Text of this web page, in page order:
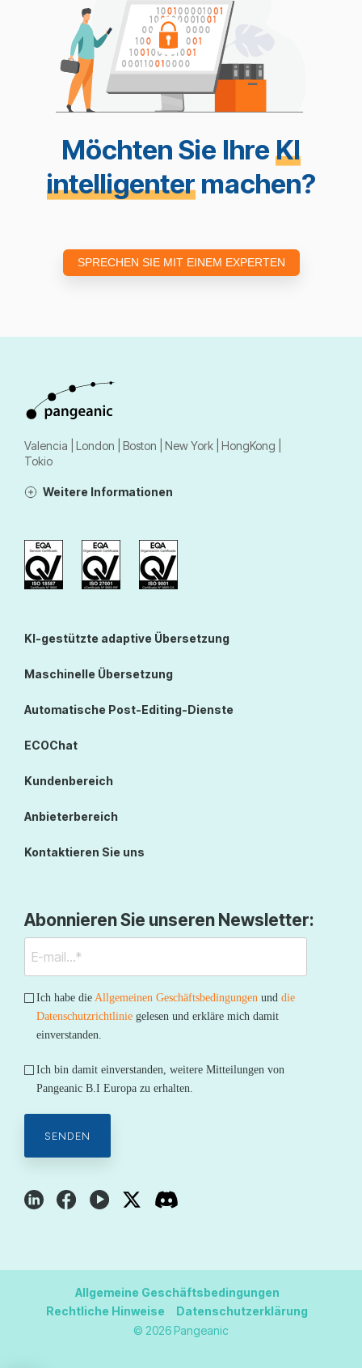
Möchten Sie Ihre KI
intelligentermachen?
SPRECHEN SIE MIT EINEM EXPERTEN
Valencia | London | Boston | New York | HongKong |
Tokio
Weitere Informationen
KI-gestützte adaptive Übersetzung
Maschinelle Übersetzung
Automatische Post-Editing-Dienste
ECOChat
Kundenbereich
Anbieterbereich
Kontaktieren Sie uns
Abonnieren Sie unseren Newsletter:
Ich habe die Allgemeinen Geschäftsbedingungen und die
Datenschutzrichtlinie gelesen und erkläre mich damit
einverstanden.
Ich bin damit einverstanden, weitere Mitteilungen von
Pangeanic B.I Europa zu erhalten.
© 2026 Pangeanic
Allgemeine Geschäftsbedingungen
Rechtliche Hinweise
Datenschutzerklärung